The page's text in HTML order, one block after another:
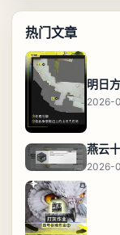
热门文章
2026-
燕云
2026-